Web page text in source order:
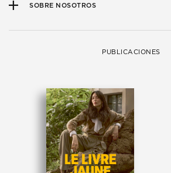
SOBRE NOSOTROS
PUBLICACIONES